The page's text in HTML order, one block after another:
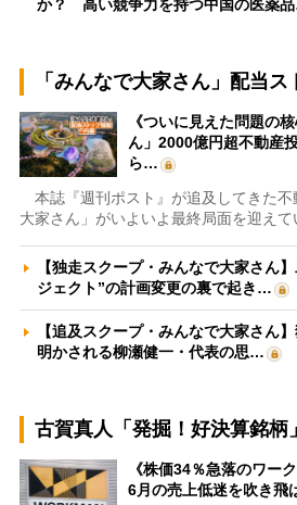
か？ 高い競争力を持つ中国の医薬
「みんなで大家さん」配当
《ついに見えた問題の
ん」2000億円超不動産
ら…
本誌『週刊ポスト』が追及してきた不
大家さん」がいよいよ最終局面を迎え
【独走スクープ・みんなで大家さん
ジェクト”の計画変更の裏で起き…
【追及スクープ・みんなで大家さん
明かされる柳瀬健一・代表の思…
古賀真人「発掘！好決算銘柄」
《株価34％急落のワー
6月の売上低迷を吹き